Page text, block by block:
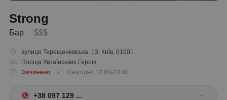
Strong
Бар $$$
вулиця Терещенківська, 13, Київ, 01001
Площа Українських Героїв
Зачинено
/ Сьогодні: 12:00-23:00
+38 097 129 ...